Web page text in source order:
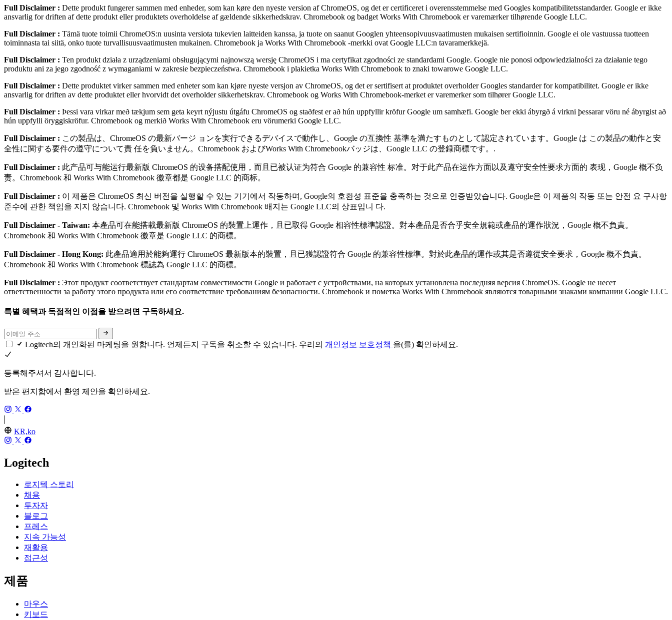
Full Disclaimer : Dette produkt fungerer sammen med enheder, som kan køre den nyeste version af ChromeOS, og det er certificeret i overensstemmelse med Googles kompatibilitetsstandarder. Google er ikke
ansvarlig for driften af dette produkt eller produktets overholdelse af gældende sikkerhedskrav. Chromebook og badget Works With Chromebook er varemærker tilhørende Google LLC.
Full Disclaimer : Tämä tuote toimii ChromeOS:n uusinta versiota tukevien laitteiden kanssa, ja tuote on saanut Googlen yhteensopivuusvaatimusten mukaisen sertifioinnin. Google ei ole vastuussa tuotteen
toiminnasta tai siitä, onko tuote turvallisuusvaatimusten mukainen. Chromebook ja Works With Chromebook ‑merkki ovat Google LLC:n tavaramerkkejä.
Full Disclaimer : Ten produkt działa z urządzeniami obsługującymi najnowszą wersję ChromeOS i ma certyfikat zgodności ze standardami Google. Google nie ponosi odpowiedzialności za działanie tego
produktu ani za jego zgodność z wymaganiami w zakresie bezpieczeństwa. Chromebook i plakietka Works With Chromebook to znaki towarowe Google LLC.
Full Disclaimer : Dette produktet virker sammen med enheter som kan kjøre nyeste versjon av ChromeOS, og det er sertifisert at produktet overholder Googles standarder for kompatibilitet. Google er ikke
ansvarlig for driften av dette produktet eller hvorvidt det overholder sikkerhetskrav. Chromebook og Works With Chromebook-merket er varemerker som tilhører Google LLC.
Full Disclaimer : Þessi vara virkar með tækjum sem geta keyrt nýjustu útgáfu ChromeOS og staðfest er að hún uppfyllir kröfur Google um samhæfi. Google ber ekki ábyrgð á virkni þessarar vöru né ábyrgist að
hún uppfylli öryggiskröfur. Chromebook og merkið Works With Chromebook eru vörumerki Google LLC.
Full Disclaimer : この製品は、ChromeOS の最新バージ ョンを実⾏できるデバイスで動作し、Google の互換性 基準を満たすものとして認定されています。Google は この製品の動作と安
全性に関する要件の遵守について責 任を負いません。Chromebook およびWorks With Chromebookバッジは、Google LLC の登録商標です。.
Full Disclaimer : 此产品可与能运⾏最新版 ChromeOS 的设备搭配使⽤，⽽且已被认证为符合 Google 的兼容性 标准。对于此产品在运作⽅⾯以及遵守安全性要求⽅⾯的 表现，Google 概不负
责。Chromebook 和 Works With Chromebook 徽章都是 Google LLC 的商标。
Full Disclaimer : 이 제품은 ChromeOS 최신 버전을 실행할 수 있는 기기에서 작동하며, Google의 호환성 표준을 충족하는 것으로 인증받았습니다. Google은 이 제품의 작동 또는 안전 요 구사항
준수에 관한 책임을 지지 않습니다. Chromebook 및 Works With Chromebook 배지는 Google LLC의 상표입니 다.
Full Disclaimer - Taiwan: 本產品可在能搭載最新版 ChromeOS 的裝置上運作，且已取得 Google 相容性標準認證。對本產品是否合乎安全規範或產品的運作狀況，Google 概不負責。
Chromebook 和 Works With Chromebook 徽章是 Google LLC 的商標。
Full Disclaimer - Hong Kong: 此產品適用於能夠運行 ChromeOS 最新版本的裝置，且已獲認證符合 Google 的兼容性標準。對於此產品的運作或其是否遵從安全要求，Google 概不負責。
Chromebook 和 Works With Chromebook 標誌為 Google LLC 的商標。
Full Disclaimer : Этот продукт соответствует стандартам совместимости Google и работает с устройствами, на которых установлена последняя версия ChromeOS. Google не несет
ответственности за работу этого продукта или его соответствие требованиям безопасности. Chromebook и пометка Works With Chromebook являются товарными знаками компании Google LLC.
특별 혜택과 독점적인 이점을 받으려면 구독하세요.
Logitech의 개인화된 마케팅을 원합니다. 언제든지 구독을 취소할 수 있습니다. 우리의 개인정보 보호정책 을(를) 확인하세요.
등록해주셔서 감사합니다.
받은 편지함에서 환영 제안을 확인하세요.
KR,ko
Logitech
로지텍 스토리
채용
투자자
블로그
프레스
지속 가능성
재활용
접근성
제품
마우스
키보드